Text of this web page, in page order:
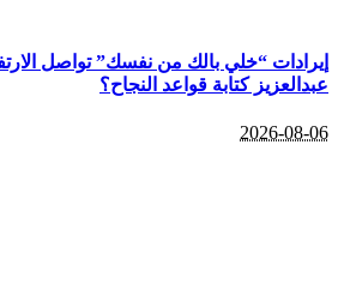
إيرادات “خلي بالك من نفسك” تواصل
عبدالعزيز كتابة قواعد النجاح؟
2026-08-06